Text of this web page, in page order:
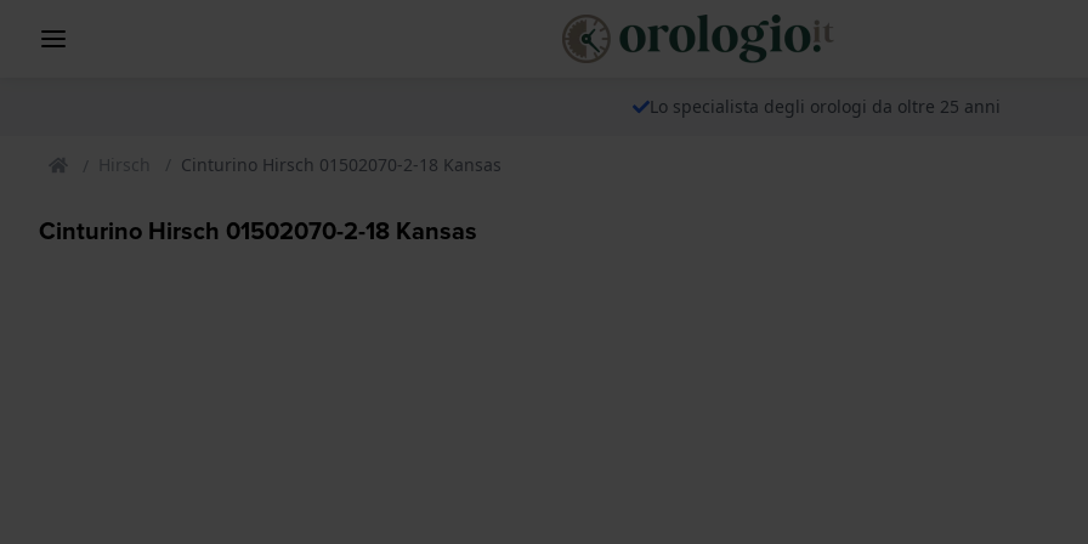
Lo specialista degli orologi da oltre 25 anni
Hirsch Cinturino Hirsch 01502070-2-18 Kansas
Cinturino Hirsch 01502070-2-18 Kansas